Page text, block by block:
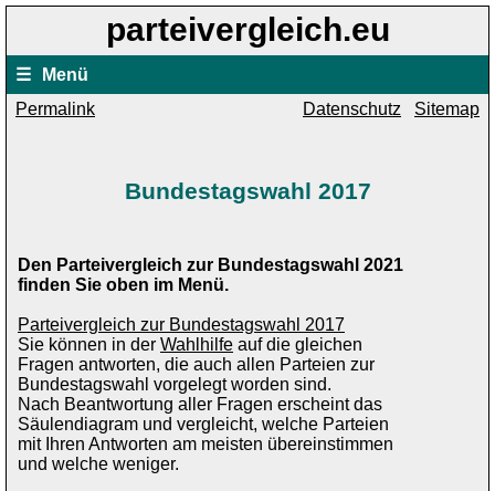
parteivergleich.eu
☰
Menü
Permalink
Datenschutz Sitemap
Bundestagswahl 2017
Den Parteivergleich zur Bundestagswahl 2021
finden Sie oben im Menü.
Parteivergleich zur Bundestagswahl 2017
Sie können in der Wahlhilfe auf die gleichen
Fragen antworten, die auch allen Parteien zur
Bundestagswahl vorgelegt worden sind.
Nach Beantwortung aller Fragen erscheint das
Säulendiagram und vergleicht, welche Parteien
mit Ihren Antworten am meisten übereinstimmen
und welche weniger.